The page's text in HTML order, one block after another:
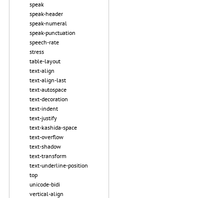
speak
speak-header
speak-numeral
speak-punctuation
speech-rate
stress
table-layout
text-align
text-align-last
text-autospace
text-decoration
text-indent
text-justify
text-kashida-space
text-overflow
text-shadow
text-transform
text-underline-position
top
unicode-bidi
vertical-align